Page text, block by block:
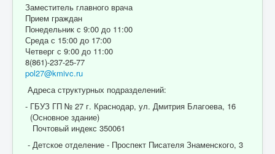
Заместитель главного врача
Прием граждан
Понедельник с 9:00 до 11:00
Среда с 15:00 до 17:00
Четверг с 9:00 до 11:00
8(861)-237-25-77
pol27@kmivc.ru
Адреса структурных подразделений:
- ГБУЗ ГП № 27 г. Краснодар, ул. Дмитрия Благоева, 16
(Основное здание)
Почтовый индекс 350061
- Детское отделение - Проспект Писателя Знаменского, 3